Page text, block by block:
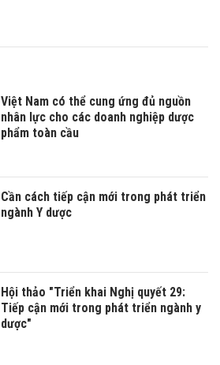
Việt Nam có thể cung ứng đủ nguồn
nhân lực cho các doanh nghiệp dược
phẩm toàn cầu
Cần cách tiếp cận mới trong phát triển
ngành Y dược
Hội thảo "Triển khai Nghị quyết 29:
Tiếp cận mới trong phát triển ngành y
dược"